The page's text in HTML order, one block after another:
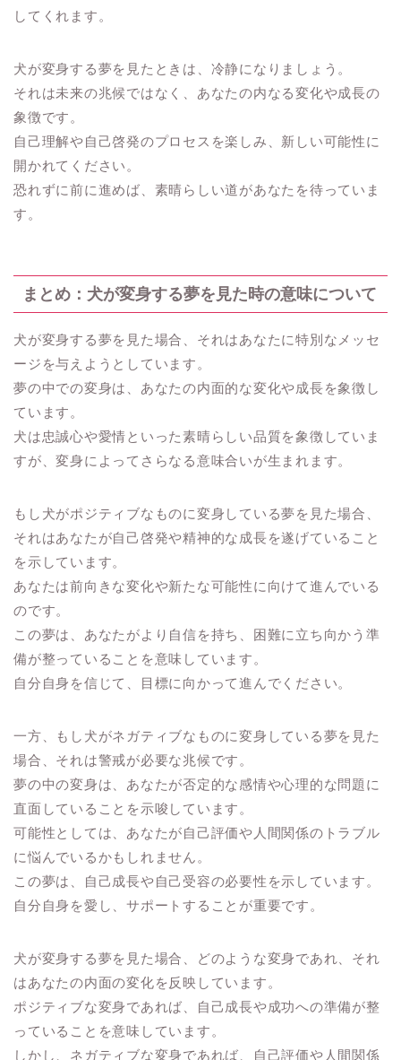
してくれます。
犬が変身する夢を見たときは、冷静になりましょう。
それは未来の兆候ではなく、あなたの内なる変化や成長の
象徴です。
自己理解や自己啓発のプロセスを楽しみ、新しい可能性に
開かれてください。
恐れずに前に進めば、素晴らしい道があなたを待っていま
す。
まとめ：犬が変身する夢を見た時の意味について
犬が変身する夢を見た場合、それはあなたに特別なメッセ
ージを与えようとしています。
夢の中での変身は、あなたの内面的な変化や成長を象徴し
ています。
犬は忠誠心や愛情といった素晴らしい品質を象徴していま
すが、変身によってさらなる意味合いが生まれます。
もし犬がポジティブなものに変身している夢を見た場合、
それはあなたが自己啓発や精神的な成長を遂げていること
を示しています。
あなたは前向きな変化や新たな可能性に向けて進んでいる
のです。
この夢は、あなたがより自信を持ち、困難に立ち向かう準
備が整っていることを意味しています。
自分自身を信じて、目標に向かって進んでください。
一方、もし犬がネガティブなものに変身している夢を見た
場合、それは警戒が必要な兆候です。
夢の中の変身は、あなたが否定的な感情や心理的な問題に
直面していることを示唆しています。
可能性としては、あなたが自己評価や人間関係のトラブル
に悩んでいるかもしれません。
この夢は、自己成長や自己受容の必要性を示しています。
自分自身を愛し、サポートすることが重要です。
犬が変身する夢を見た場合、どのような変身であれ、それ
はあなたの内面の変化を反映しています。
ポジティブな変身であれば、自己成長や成功への準備が整
っていることを意味しています。
しかし、ネガティブな変身であれば、自己評価や人間関係